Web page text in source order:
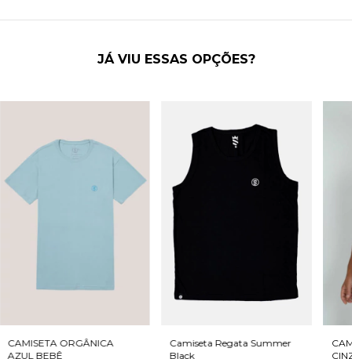
JÁ VIU ESSAS OPÇÕES?
CAMISETA ORGÂNICA
AZUL BEBÊ
Camiseta Regata Summer
Black